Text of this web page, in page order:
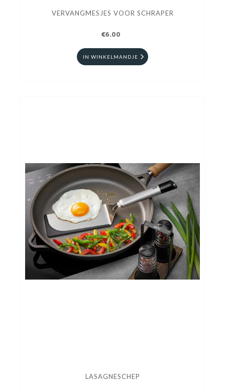
VERVANGMESJES VOOR SCHRAPER
€6.00
IN WINKELMANDJE
LASAGNESCHEP